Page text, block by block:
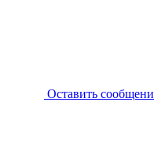
Оставить